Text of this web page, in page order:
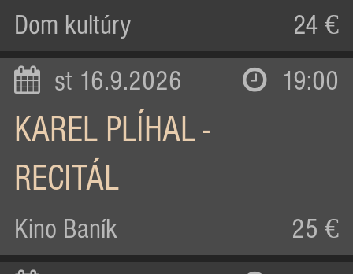
Dom kultúry 24 €
st 16.9.2026 19:00
KAREL PLÍHAL -
RECITÁL
Kino Baník 25 €